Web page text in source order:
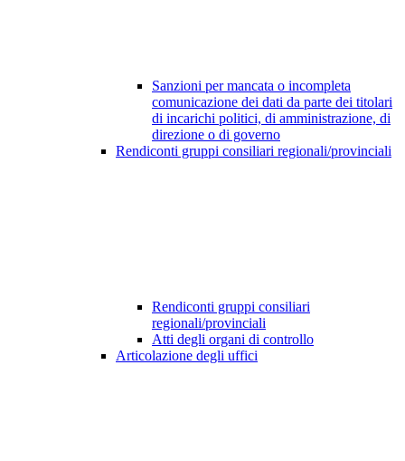
Sanzioni per mancata o incompleta
comunicazione dei dati da parte dei titolari
di incarichi politici, di amministrazione, di
direzione o di governo
Rendiconti gruppi consiliari regionali/provinciali
Rendiconti gruppi consiliari
regionali/provinciali
Atti degli organi di controllo
Articolazione degli uffici